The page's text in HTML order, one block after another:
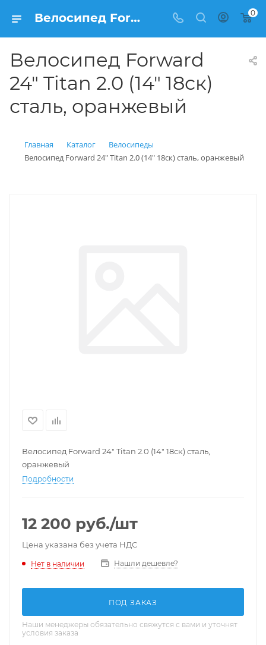
Велосипед Forward 24" Titan 2.0 (14" 18ск) сталь, оранжевый купить: цена 12 200 рублей в Балашихе | Интернет магазин Вело150 0
Велосипед Forward
24" Titan 2.0 (14" 18ск)
сталь, оранжевый
Главная Каталог
Велосипеды
Велосипед Forward 24" Titan 2.0 (14" 18ск) сталь, оранжевый
Велосипед Forward 24" Titan 2.0 (14" 18ск) сталь,
оранжевый
Подробности
12 200 руб./шт
Цена указана без учета НДС
Нет в наличии Нашли дешевле?
ПОД ЗАКАЗ
Наши менеджеры обязательно свяжутся с вами и уточнят
условия заказа